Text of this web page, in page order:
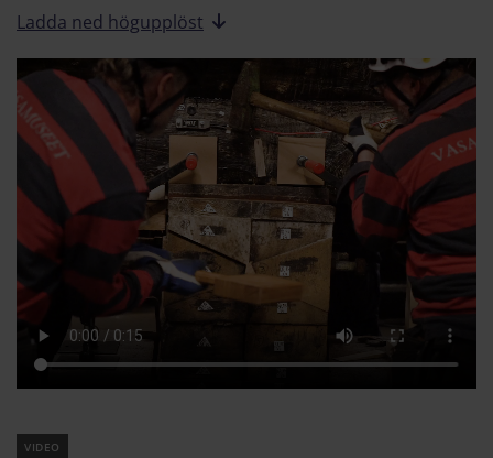
Ladda ned högupplöst
video